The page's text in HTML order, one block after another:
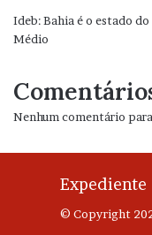
Ideb: Bahia é o estado
Médio
Nenhum comentário
Expediente
© Copyright